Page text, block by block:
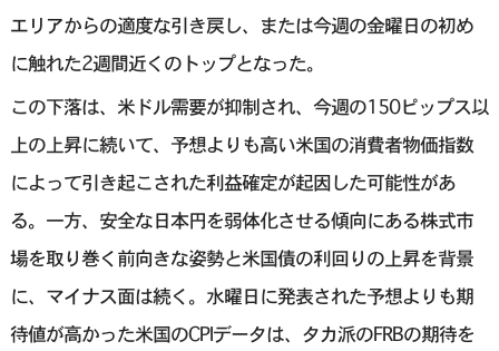
エリアからの適度な引き戻し、または今週の金曜日の初め
に触れた2週間近くのトップとなった。
この下落は、米ドル需要が抑制され、今週の150ピップス以
上の上昇に続いて、予想よりも高い米国の消費者物価指数
によって引き起こされた利益確定が起因した可能性があ
る。一方、安全な日本円を弱体化させる傾向にある株式市
場を取り巻く前向きな姿勢と米国債の利回りの上昇を背景
に、マイナス面は続く。水曜日に発表された予想よりも期
待値が高かった米国のCPIデータは、タカ派のFRBの期待を